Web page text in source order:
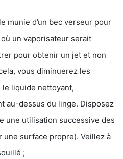
munie d’un bec verseur pour
un vaporisateur serait
pour obtenir un jet et non
vous diminuerez les
le liquide nettoyant,
au-dessus du linge. Disposez
une utilisation successive des
surface propre). Veillez à
;